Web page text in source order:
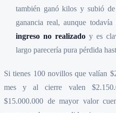
también ganó kilos y subió
ganancia real, aunque
ingreso no realizado y es
largo parecería pura pérdida
Si tienes 100 novillos que valían
mes y al cierre valen
$15.000.000 de mayor valor